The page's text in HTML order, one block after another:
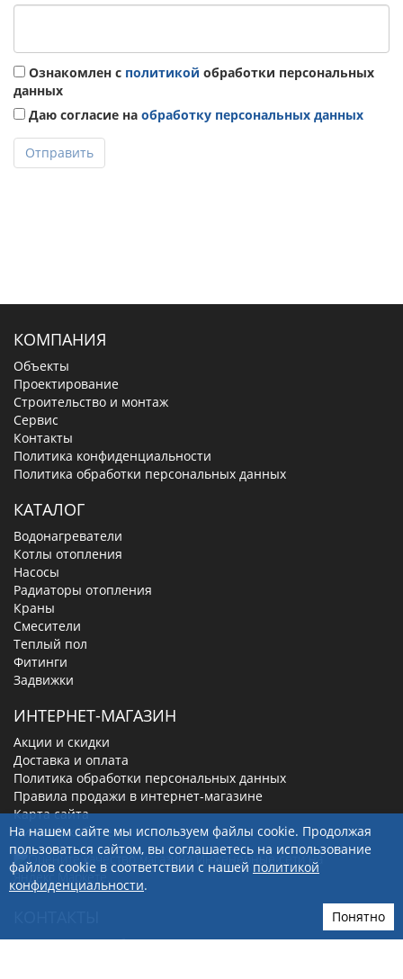
Ознакомлен с политикой обработки персональных
данных
Даю согласие на обработку персональных данных
Отправить
КОМПАНИЯ
Объекты
Проектирование
Строительство и монтаж
Сервис
Контакты
Политика конфиденциальности
Политика обработки персональных данных
КАТАЛОГ
Водонагреватели
Котлы отопления
Насосы
Радиаторы отопления
Краны
Смесители
Теплый пол
Фитинги
Задвижки
ИНТЕРНЕТ-МАГАЗИН
Акции и скидки
Доставка и оплата
Политика обработки персональных данных
Правила продажи в интернет-магазине
Карта сайта
Личный кабинет
630019, г.Новосибирск,ул. Малыгина, д. 7
На нашем сайте мы используем файлы cookie. Продолжая
пользоваться сайтом, вы соглашаетесь на использование
файлов cookie в соответствии с нашей политикой
конфиденциальности.
Понятно